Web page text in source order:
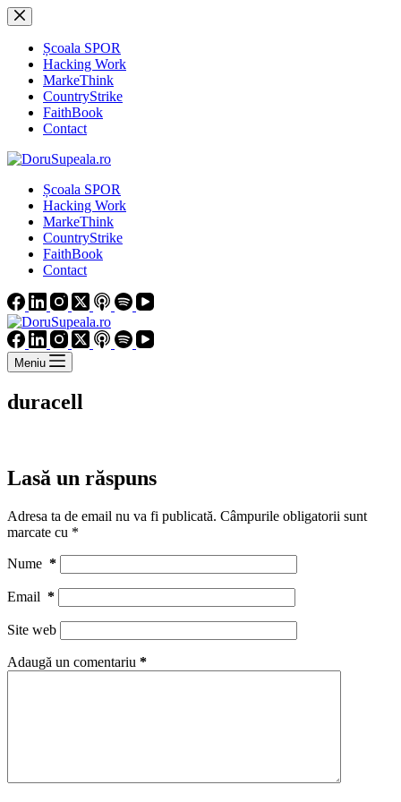
Sari
la
conținutȘcoala SPOR
Hacking Work
MarkeThink
CountryStrike
FaithBook
Contact
Școala SPOR
Hacking Work
MarkeThink
CountryStrike
FaithBook
Contact
Meniu
duracell
Lasă un răspuns
Adresa ta de email nu va fi publicată. Câmpurile obligatorii sunt
marcate cu *
Nume *
Email *
Site web
Adaugă un comentariu *